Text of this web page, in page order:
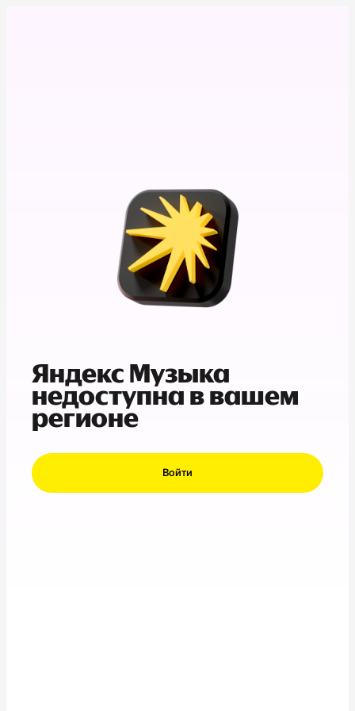
Яндекс Музыка
недоступна в вашем
регионе
Войти